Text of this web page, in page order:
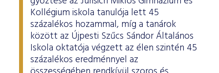
Kollégium iskola tanulója lett 45
százalékos hozammal, míg a tanárok
között az Újpesti Szűcs Sándor Általános
Iskola oktatója végzett az élen szintén 45
százalékos eredménnyel az